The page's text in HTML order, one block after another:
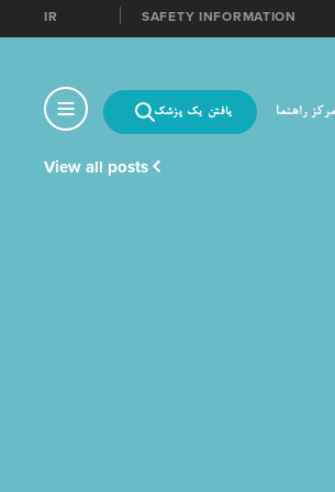
مرکز راهنما یافتن یک پزشک
MENU
SAFETY INFORMATION
IR